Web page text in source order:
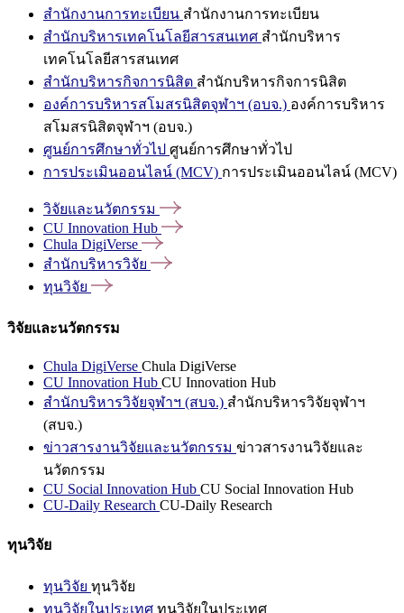
สำนักงานการทะเบียน สำนักงานการทะเบียน
สำนักบริหารเทคโนโลยีสารสนเทศ สำนักบริหาร
เทคโนโลยีสารสนเทศ
สำนักบริหารกิจการนิสิต สำนักบริหารกิจการนิสิต
องค์การบริหารสโมสรนิสิตจุฬาฯ (อบจ.) องค์การบริหาร
สโมสรนิสิตจุฬาฯ (อบจ.)
ศูนย์การศึกษาทั่วไป ศูนย์การศึกษาทั่วไป
การประเมินออนไลน์ (MCV) การประเมินออนไลน์ (MCV)
วิจัยและนวัตกรรม
CU Innovation Hub
Chula DigiVerse
สำนักบริหารวิจัย
ทุนวิจัย
วิจัยและนวัตกรรม
Chula DigiVerse Chula DigiVerse
CU Innovation Hub CU Innovation Hub
สำนักบริหารวิจัยจุฬาฯ (สบจ.) สำนักบริหารวิจัยจุฬาฯ
(สบจ.)
ข่าวสารงานวิจัยและนวัตกรรม ข่าวสารงานวิจัยและ
นวัตกรรม
CU Social Innovation Hub CU Social Innovation Hub
CU-Daily Research CU-Daily Research
ทุนวิจัย
ทุนวิจัย ทุนวิจัย
ทุนวิจัยในประเทศ ทุนวิจัยในประเทศ